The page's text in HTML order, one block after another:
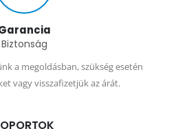
Biztonság
a megoldásban, szükség esetén
vagy visszafizetjük az árát.